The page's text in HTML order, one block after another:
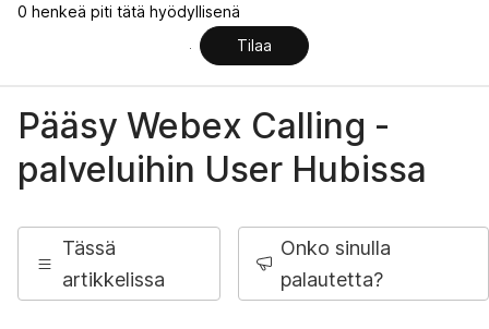
0 henkeä piti tätä hyödyllisenä
Tilaa
Pääsy Webex Calling -
palveluihin User Hubissa
Tässä
artikkelissa
Onko sinulla
palautetta?